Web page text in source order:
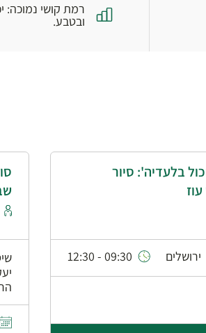
רמת קושי נמוכה:
ובטבע.
בלעדיה': סיור
ירושלים 09:30 - 12:30